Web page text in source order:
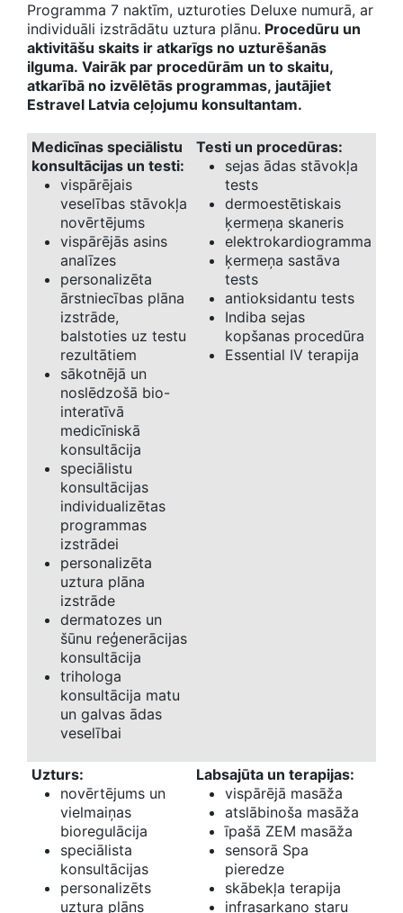
Programma 7 naktīm, uzturoties Deluxe numurā, ar
individuāli izstrādātu uztura plānu. Procedūru un
aktivitāšu skaits ir atkarīgs no uzturēšanās
ilguma. Vairāk par procedūrām un to skaitu,
atkarībā no izvēlētās programmas, jautājiet
Estravel Latvia ceļojumu konsultantam.
Medicīnas speciālistu
konsultācijas un testi:
vispārējais
veselības stāvokļa
novērtējums
vispārējās asins
analīzes
personalizēta
ārstniecības plāna
izstrāde,
balstoties uz testu
rezultātiem
sākotnējā un
noslēdzošā bio-
interatīvā
medicīniskā
konsultācija
speciālistu
konsultācijas
individualizētas
programmas
izstrādei
personalizēta
uztura plāna
izstrāde
dermatozes un
šūnu reģenerācijas
konsultācija
trihologa
konsultācija matu
un galvas ādas
veselībai
Testi un procedūras:
sejas ādas stāvokļa
tests
dermoestētiskais
ķermeņa skaneris
elektrokardiogramma
ķermeņa sastāva
tests
antioksidantu tests
Indiba sejas
kopšanas procedūra
Essential IV terapija
Uzturs:
novērtējums un
vielmaiņas
bioregulācija
speciālista
konsultācijas
personalizēts
uztura plāns
Labsajūta un terapijas:
vispārējā masāža
atslābinoša masāža
īpašā ZEM masāža
sensorā Spa
pieredze
skābekļa terapija
infrasarkano staru